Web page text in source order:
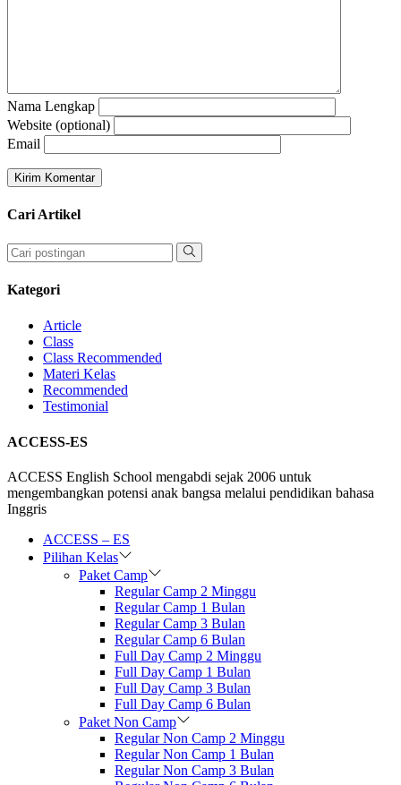
Nama Lengkap
Website (optional)
Email
Cari Artikel
Kategori
Article
Class
Class Recommended
Materi Kelas
Recommended
Testimonial
ACCESS-ES
ACCESS English School mengabdi sejak 2006 untuk
mengembangkan potensi anak bangsa melalui pendidikan bahasa
Inggris
ACCESS – ES
Pilihan Kelas
Paket Camp
Regular Camp 2 Minggu
Regular Camp 1 Bulan
Regular Camp 3 Bulan
Regular Camp 6 Bulan
Full Day Camp 2 Minggu
Full Day Camp 1 Bulan
Full Day Camp 3 Bulan
Full Day Camp 6 Bulan
Paket Non Camp
Regular Non Camp 2 Minggu
Regular Non Camp 1 Bulan
Regular Non Camp 3 Bulan